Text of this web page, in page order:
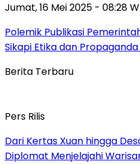
Jumat, 16 Mei 2025 - 08:28
Polemik Publikasi
Sikapi Etika dan
Berita Terbaru
Pers Rilis
Dari Kertas Xuan hingga
Diplomat Menjelajahi